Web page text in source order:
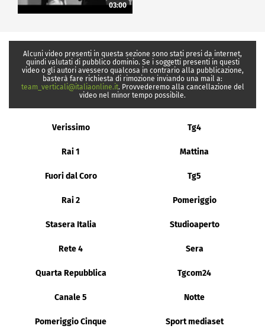
03:00
Alcuni video presenti in questa sezione sono stati presi da internet,
quindi valutati di pubblico dominio. Se i soggetti presenti in questi
video o gli autori avessero qualcosa in contrario alla pubblicazione,
basterà fare richiesta di rimozione inviando una mail a:
team_verticali@italiaonline.it. Provvederemo alla cancellazione del
video nel minor tempo possibile.
Verissimo Tg4
Rai 1 Mattina
Fuori dal Coro Tg5
Rai 2 Pomeriggio
Stasera Italia Studioaperto
Rete 4 Sera
Quarta Repubblica Tgcom24
Canale 5 Notte
Pomeriggio Cinque Sport mediaset